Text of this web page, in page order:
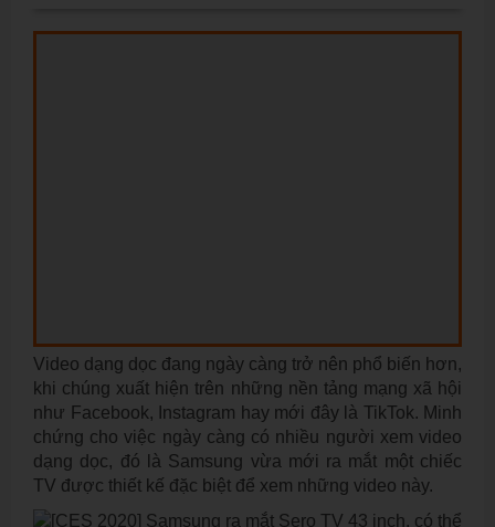
Video dạng dọc đang ngày càng trở nên phổ biến hơn,
khi chúng xuất hiện trên những nền tảng mạng xã hội
như Facebook, Instagram hay mới đây là TikTok. Minh
chứng cho việc ngày càng có nhiều người xem video
dạng dọc, đó là Samsung vừa mới ra mắt một chiếc
TV được thiết kế đặc biệt để xem những video này.